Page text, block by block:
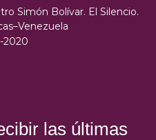
Simón Bolívar. El Silencio.
2020
las últimas